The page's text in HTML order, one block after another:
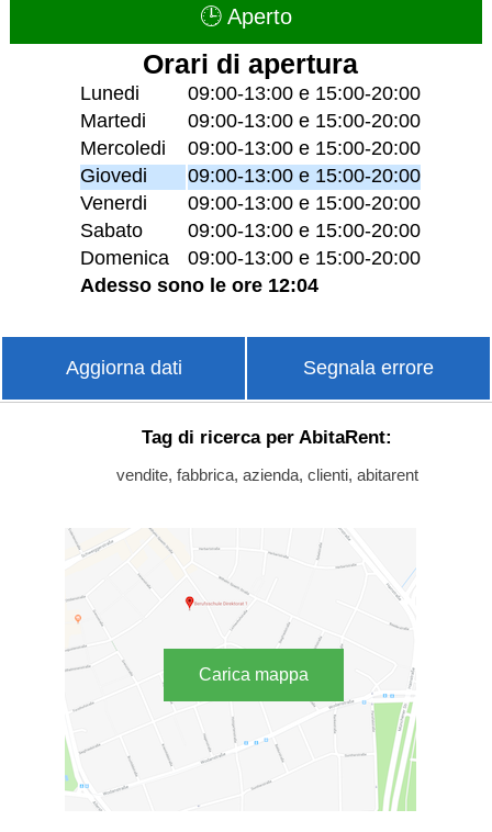
🕒 Aperto
Orari di apertura
Lunedi
09:00-13:00 e 15:00-20:00
Martedi
09:00-13:00 e 15:00-20:00
Mercoledi
09:00-13:00 e 15:00-20:00
Giovedi
09:00-13:00 e 15:00-20:00
Venerdi
09:00-13:00 e 15:00-20:00
Sabato
09:00-13:00 e 15:00-20:00
Domenica
09:00-13:00 e 15:00-20:00
Adesso sono le ore 12:04
Aggiorna dati Segnala errore
Tag di ricerca per AbitaRent:
vendite, fabbrica, azienda, clienti, abitarent
Carica mappa